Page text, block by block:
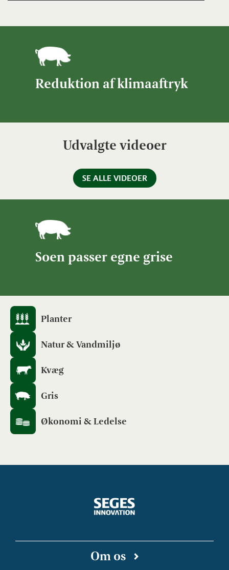
Reduktion af klimaaftryk
Udvalgte videoer
SE ALLE VIDEOER
Soen passer egne grise
Planter
Natur & Vandmiljø
Kvæg
Gris
Økonomi & Ledelse
Om os